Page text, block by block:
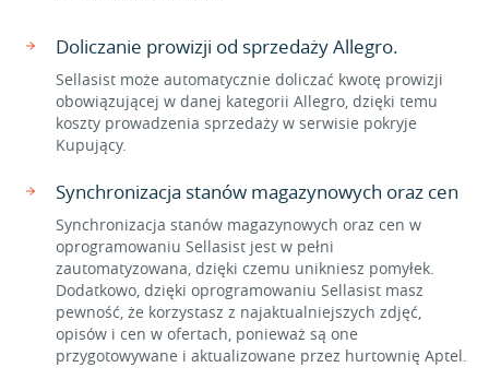
Doliczanie prowizji od sprzedaży Allegro.
Sellasist może automatycznie doliczać kwotę prowizji
obowiązującej w danej kategorii Allegro, dzięki temu
koszty prowadzenia sprzedaży w serwisie pokryje
Kupujący.
Synchronizacja stanów magazynowych oraz cen
Synchronizacja stanów magazynowych oraz cen w
oprogramowaniu Sellasist jest w pełni
zautomatyzowana, dzięki czemu unikniesz pomyłek.
Dodatkowo, dzięki oprogramowaniu Sellasist masz
pewność, że korzystasz z najaktualniejszych zdjęć,
opisów i cen w ofertach, ponieważ są one
przygotowywane i aktualizowane przez hurtownię Aptel.